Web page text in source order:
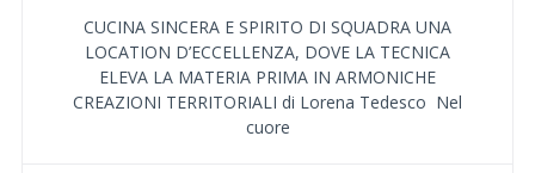
CUCINA SINCERA E SPIRITO DI SQUADRA UNA
LOCATION D’ECCELLENZA, DOVE LA TECNICA
ELEVA LA MATERIA PRIMA IN ARMONICHE
CREAZIONI TERRITORIALI di Lorena Tedesco Nel
cuore